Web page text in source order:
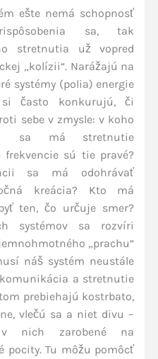
ešte nemá schopnosť
sa, tak
stretnutia už vopred
„kolízii“. Narážajú na
systémy (polia) energie
často konkurujú, či
sebe v zmysle: v koho
sa má stretnutie
sú tie pravé?
sa má odohrávať
kreácia? Kto má
ten, čo určuje smer?
systémov sa rozvíri
„prachu“
náš systém neustále
a stretnutie
prebiehajú kostrbato,
vlečú sa a niet divu –
nich zarobené na
pocity. Tu môžu pomôcť